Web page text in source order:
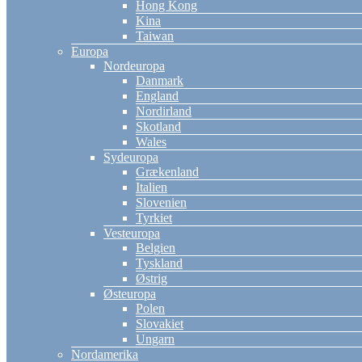
Hong Kong
Kina
Taiwan
Europa
Nordeuropa
Danmark
England
Nordirland
Skotland
Wales
Sydeuropa
Grækenland
Italien
Slovenien
Tyrkiet
Vesteuropa
Belgien
Tyskland
Østrig
Østeuropa
Polen
Slovakiet
Ungarn
Nordamerika